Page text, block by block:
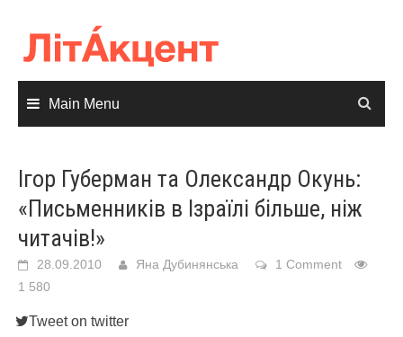
content
Main Menu
Ігор Губерман та Олександр Окунь:
«Письменників в Ізраїлі більше, ніж
читачів!»
28.09.2010 Яна Дубинянська
1 Comment
1 580
Tweet on twitter